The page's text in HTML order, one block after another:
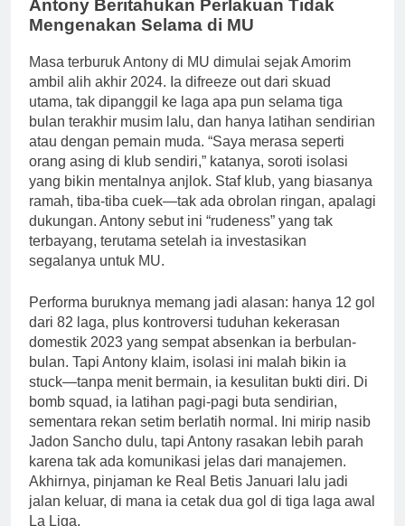
Antony Beritahukan Perlakuan Tidak
Mengenakan Selama di MU
Masa terburuk Antony di MU dimulai sejak Amorim
ambil alih akhir 2024. Ia difreeze out dari skuad
utama, tak dipanggil ke laga apa pun selama tiga
bulan terakhir musim lalu, dan hanya latihan sendirian
atau dengan pemain muda. “Saya merasa seperti
orang asing di klub sendiri,” katanya, soroti isolasi
yang bikin mentalnya anjlok. Staf klub, yang biasanya
ramah, tiba-tiba cuek—tak ada obrolan ringan, apalagi
dukungan. Antony sebut ini “rudeness” yang tak
terbayang, terutama setelah ia investasikan
segalanya untuk MU.
Performa buruknya memang jadi alasan: hanya 12 gol
dari 82 laga, plus kontroversi tuduhan kekerasan
domestik 2023 yang sempat absenkan ia berbulan-
bulan. Tapi Antony klaim, isolasi ini malah bikin ia
stuck—tanpa menit bermain, ia kesulitan bukti diri. Di
bomb squad, ia latihan pagi-pagi buta sendirian,
sementara rekan setim berlatih normal. Ini mirip nasib
Jadon Sancho dulu, tapi Antony rasakan lebih parah
karena tak ada komunikasi jelas dari manajemen.
Akhirnya, pinjaman ke Real Betis Januari lalu jadi
jalan keluar, di mana ia cetak dua gol di tiga laga awal
La Liga.